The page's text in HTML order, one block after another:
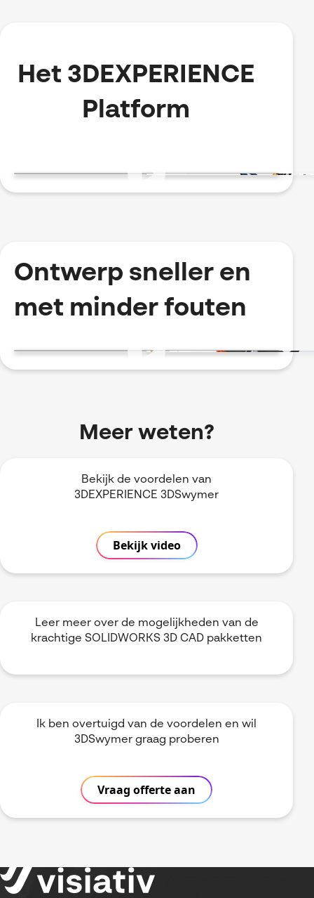
Het 3DEXPERIENCE
Platform
Ontwerp sneller en
met minder fouten
Meer weten?
Bekijk de voordelen van
3DEXPERIENCE 3DSwymer
Bekijk video
Leer meer over de mogelijkheden van de
krachtige SOLIDWORKS 3D CAD pakketten
Ik ben overtuigd van de voordelen en wil
3DSwymer graag proberen
Vraag offerte aan